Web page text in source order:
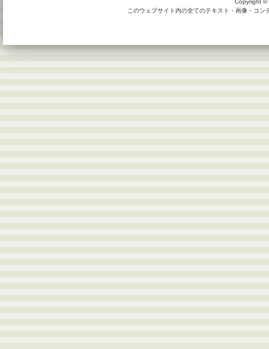
Copyright ©
このウェブサイト内の全てのテキスト・画像・コ